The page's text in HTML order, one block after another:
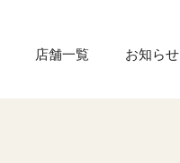
店舗一覧 お知らせ